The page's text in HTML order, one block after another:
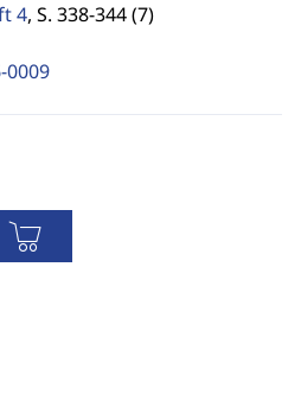
4, S. 338-344 (7)
0009